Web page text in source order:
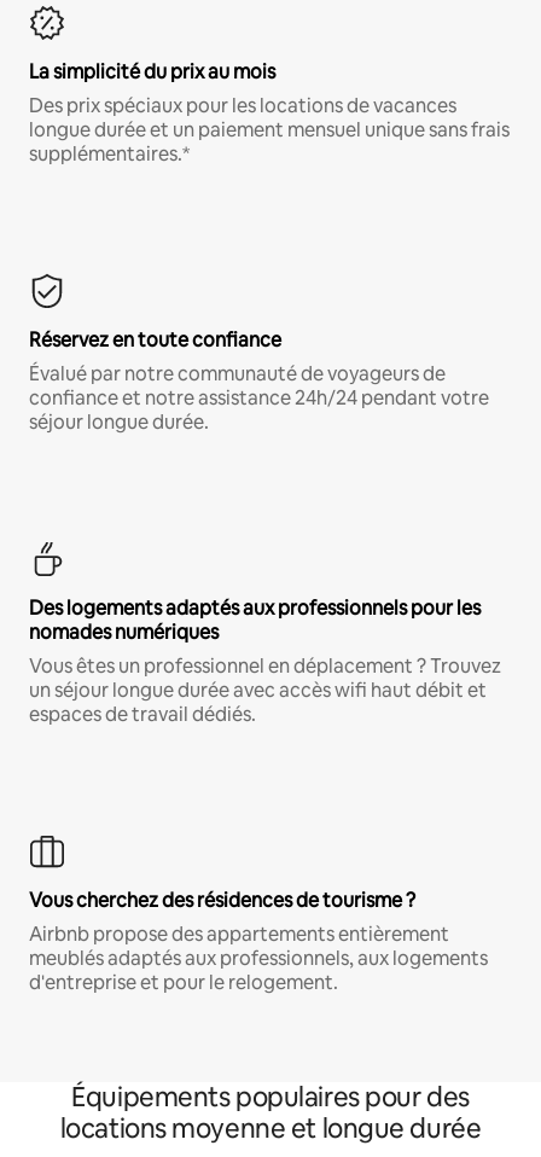
La simplicité du prix au mois
Des prix spéciaux pour les locations de vacances
longue durée et un paiement mensuel unique sans frais
supplémentaires.*
Réservez en toute confiance
Évalué par notre communauté de voyageurs de
confiance et notre assistance 24h/24 pendant votre
séjour longue durée.
Des logements adaptés aux professionnels pour les
nomades numériques
Vous êtes un professionnel en déplacement ? Trouvez
un séjour longue durée avec accès wifi haut débit et
espaces de travail dédiés.
Vous cherchez des résidences de tourisme ?
Airbnb propose des appartements entièrement
meublés adaptés aux professionnels, aux logements
d'entreprise et pour le relogement.
Équipements populaires pour des
locations moyenne et longue durée